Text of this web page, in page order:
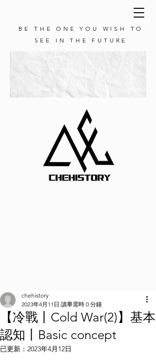
BE THE ONE YOU WISH TO
SEE IN THE FUTURE
【冷戰丨Cold War(2)】基本
認知丨Basic concept
chehistory
2023年4月11日 讀畢需時 0 分鐘
已更新： 2023年4月12日